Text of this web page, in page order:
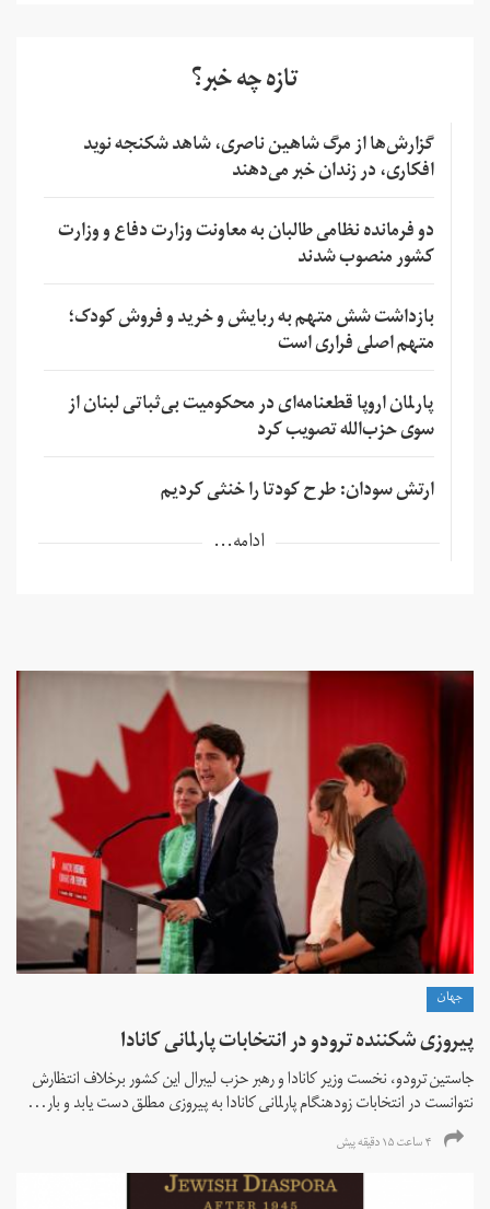
تازه چه خبر؟
گزارش‌ها از مرگ شاهین ناصری، شاهد شکنجه نوید
افکاری، در زندان خبر می‌دهند
دو فرمانده نظامی طالبان به معاونت وزارت دفاع و وزارت
کشور منصوب شدند
بازداشت شش متهم به ربایش و خرید و فروش کودک؛
متهم اصلی فراری است
پارلمان اروپا قطعنامه‌ای در محکومیت بی‌ثباتی لبنان از
سوی حزب‌الله تصویب کرد
ارتش سودان: طرح کودتا را خنثی کردیم
ادامه...
جهان
پیروزی شکننده ترودو در انتخابات پارلمانی کانادا
جاستین ترودو، نخست وزیر کانادا و رهبر حزب لیبرال این کشور برخلاف انتظارش
نتوانست در انتخابات زود‌هنگام پارلمانی کانادا به پیروزی مطلق دست یابد و بار...
۴ ساعت ۱۵ دقیقه پیش